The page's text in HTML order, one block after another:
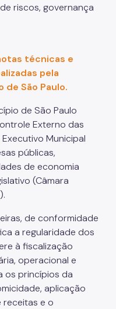
riscos, governança
técnicas e
pela
São Paulo.
de São Paulo
Externo das
Municipal
públicas,
de economia
(Câmara
de conformidade
a regularidade dos
à fiscalização
operacional e
os princípios da
aplicação
receitas e o